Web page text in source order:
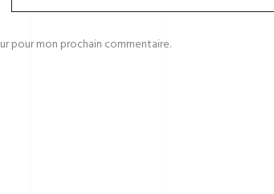
pour mon prochain commentaire.